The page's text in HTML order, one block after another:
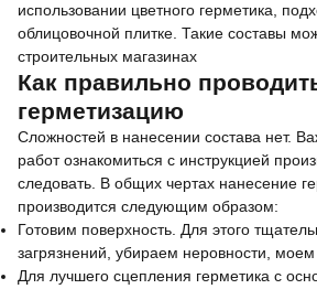
использовании цветного герметика,
облицовочной плитке. Такие составы
строительных магазинах
Как правильно
герметизацию
Сложностей в нанесении состава нет.
работ ознакомиться с инструкцией
следовать. В общих чертах нанесение
производится следующим образом:
Готовим поверхность. Для этого
загрязнений, убираем неровности,
Для лучшего сцепления герметика с